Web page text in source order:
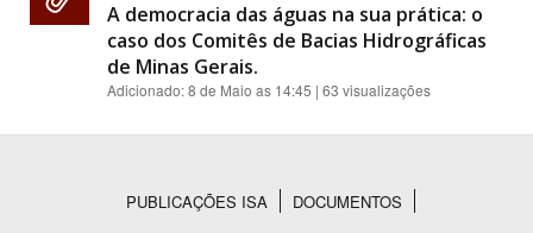
A democracia das águas na sua prática: o
caso dos Comitês de Bacias Hidrográficas
de Minas Gerais.
Adicionado:8 de Maio as 14:45 | 63 visualizações
PUBLICAÇÕES ISA DOCUMENTOS